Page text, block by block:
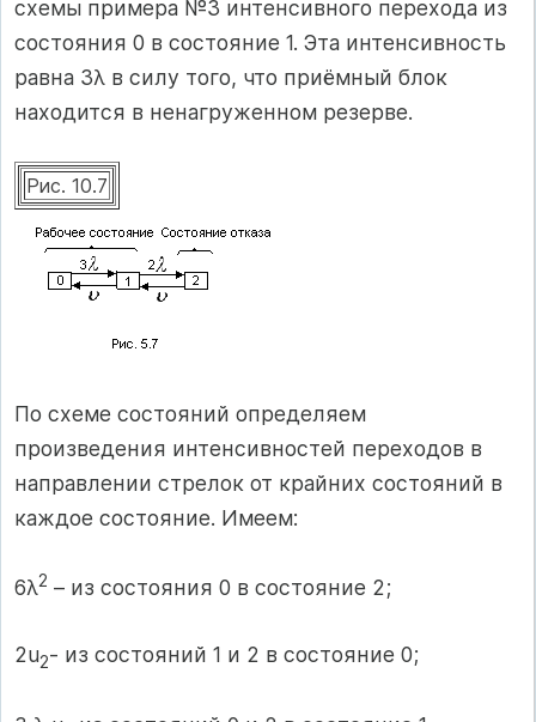
схемы примера №3 интенсивного перехода из
состояния 0 в состояние 1. Эта интенсивность
равна 3λ в силу того, что приёмный блок
находится в ненагруженном резерве.
Рис. 10.7
По схеме состояний определяем
произведения интенсивностей переходов в
направлении стрелок от крайних состояний в
каждое состояние. Имеем:
6λ2 – из состояния 0 в состояние 2;
2u2- из состояний 1 и 2 в состояние 0;